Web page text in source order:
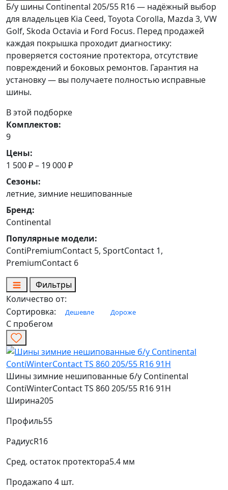
Б/у шины Continental 205/55 R16 — надёжный выбор
для владельцев Kia Ceed, Toyota Corolla, Mazda 3, VW
Golf, Skoda Octavia и Ford Focus. Перед продажей
каждая покрышка проходит диагностику:
проверяется состояние протектора, отсутствие
повреждений и боковых ремонтов. Гарантия на
установку — вы получаете полностью исправные
шины.
В этой подборке
Комплектов:
9
Цены:
1 500 ₽ – 19 000 ₽
Сезоны:
летние, зимние нешипованные
Бренд:
Continental
Популярные модели:
ContiPremiumContact 5, SportContact 1,
PremiumContact 6
Фильтры
Количество от:
Сортировка:
Дешевле Дороже
С пробегом
Шины зимние нешипованные б/у Continental
ContiWinterContact TS 860 205/55 R16 91H
Ширина205
Профиль55
РадиусR16
Сред. остаток протектора5.4 мм
Продажапо 4 шт.